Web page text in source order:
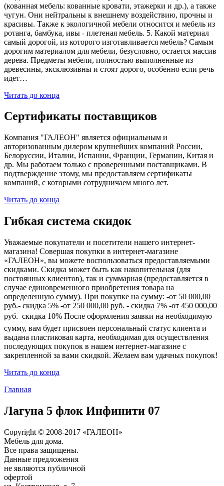
(кованная мебель: кованные кровати, этажерки и др.), а также
чугун. Они нейтральны к внешнему воздействию, прочны и
красивы. Также к экологичной мебели относится и мебель из
ротанга, бамбука, ивы - плетеная мебель. 5. Какой материал
самый дорогой, из которого изготавливается мебель? Самым
дорогим материалом для мебели, безусловно, остается массив
дерева. Предметы мебели, полностью выполненные из
древесины, эксклюзивны и стоят дорого, особенно если речь
идет…
Читать до конца
Сертификаты поставщиков
Компания "ГАЛЕОН" является официальным и
авторизованным дилером крупнейших компаний России,
Белоруссии, Италии, Испании, Франции, Германии, Китая и
др. Мы работаем только с проверенными поставщиками. В
подтверждение этому, мы предоставляем сертификаты
компаний, с которыми сотрудничаем много лет.
Читать до конца
Гибкая система скидок
Уважаемые покупатели и посетители нашего интернет-
магазина! Совершая покупки в интернет-магазине
«ГАЛЕОН», вы можете воспользоваться предоставляемыми
скидками. Скидка может быть как накопительная (для
постоянных клиентов), так и суммарная (предоставляется в
случае единовременного приобретения товара на
определенную сумму). При покупке на сумму: -от 50 000,00
руб.- скидка 5% -от 250 000,00 руб. - скидка 7% -от 450 000,00
руб.  скидка 10% После оформления заявки на необходимую
сумму, вам будет присвоен персональный статус клиента и
выдана пластиковая карта, необходимая для осуществления
последующих покупок в нашем интернет-магазине с
закрепленной за вами скидкой. Желаем вам удачных покупок!
Читать до конца
Главная
Лагуна 5 флок Инфинити 07
Copyright © 2008-2017 «ГАЛЕОН»
Мебель для дома.
Все права защищены.
Данные предложения
не являются публичной
офертой